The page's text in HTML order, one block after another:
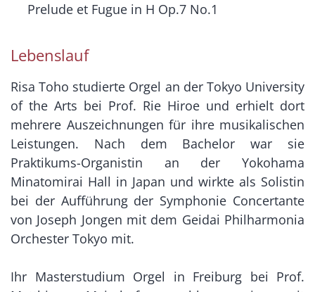
Prelude et Fugue in H Op.7 No.1
Lebenslauf
Risa Toho studierte Orgel an der Tokyo University
of the Arts bei Prof. Rie Hiroe und erhielt dort
mehrere Auszeichnungen für ihre musikalischen
Leistungen. Nach dem Bachelor war sie
Praktikums-Organistin an der Yokohama
Minatomirai Hall in Japan und wirkte als Solistin
bei der Aufführung der Symphonie Concertante
von Joseph Jongen mit dem Geidai Philharmonia
Orchester Tokyo mit.
Ihr Masterstudium Orgel in Freiburg bei Prof.